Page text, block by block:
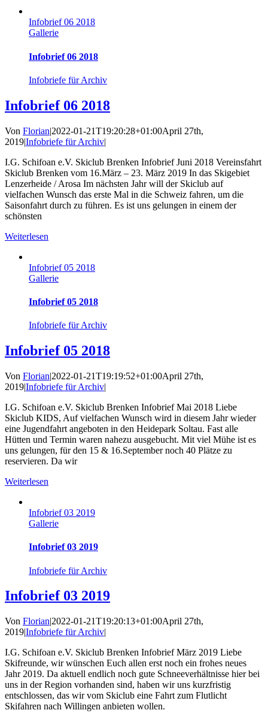
Infobrief 06 2018
Gallerie
Infobrief 06 2018
Infobriefe für Archiv
Infobrief 06 2018
Von Florian|2022-01-21T19:20:28+01:00April 27th,
2019|Infobriefe für Archiv|
I.G. Schifoan e.V. Skiclub Brenken Infobrief Juni 2018 Vereinsfahrt
Skiclub Brenken vom 16.März – 23. März 2019 In das Skigebiet
Lenzerheide / Arosa Im nächsten Jahr will der Skiclub auf
vielfachen Wunsch das erste Mal in die Schweiz fahren, um die
Saisonfahrt durch zu führen. Es ist uns gelungen in einem der
schönsten
Weiterlesen
Infobrief 05 2018
Gallerie
Infobrief 05 2018
Infobriefe für Archiv
Infobrief 05 2018
Von Florian|2022-01-21T19:19:52+01:00April 27th,
2019|Infobriefe für Archiv|
I.G. Schifoan e.V. Skiclub Brenken Infobrief Mai 2018 Liebe
Skiclub KIDS, Auf vielfachen Wunsch wird in diesem Jahr wieder
eine Jugendfahrt angeboten in den Heidepark Soltau. Fast alle
Hütten und Termin waren nahezu ausgebucht. Mit viel Mühe ist es
uns gelungen, für den 15 & 16.September noch 40 Plätze zu
reservieren. Da wir
Weiterlesen
Infobrief 03 2019
Gallerie
Infobrief 03 2019
Infobriefe für Archiv
Infobrief 03 2019
Von Florian|2022-01-21T19:20:13+01:00April 27th,
2019|Infobriefe für Archiv|
I.G. Schifoan e.V. Skiclub Brenken Infobrief März 2019 Liebe
Skifreunde, wir wünschen Euch allen erst noch ein frohes neues
Jahr 2019. Da aktuell endlich noch gute Schneeverhältnisse hier bei
uns in der Region vorhanden sind, haben wir uns kurzfristig
entschlossen, das wir vom Skiclub eine Fahrt zum Flutlicht
Skifahren nach Willingen anbieten wollen.